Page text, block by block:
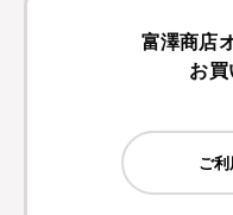
富澤商店
お
ご